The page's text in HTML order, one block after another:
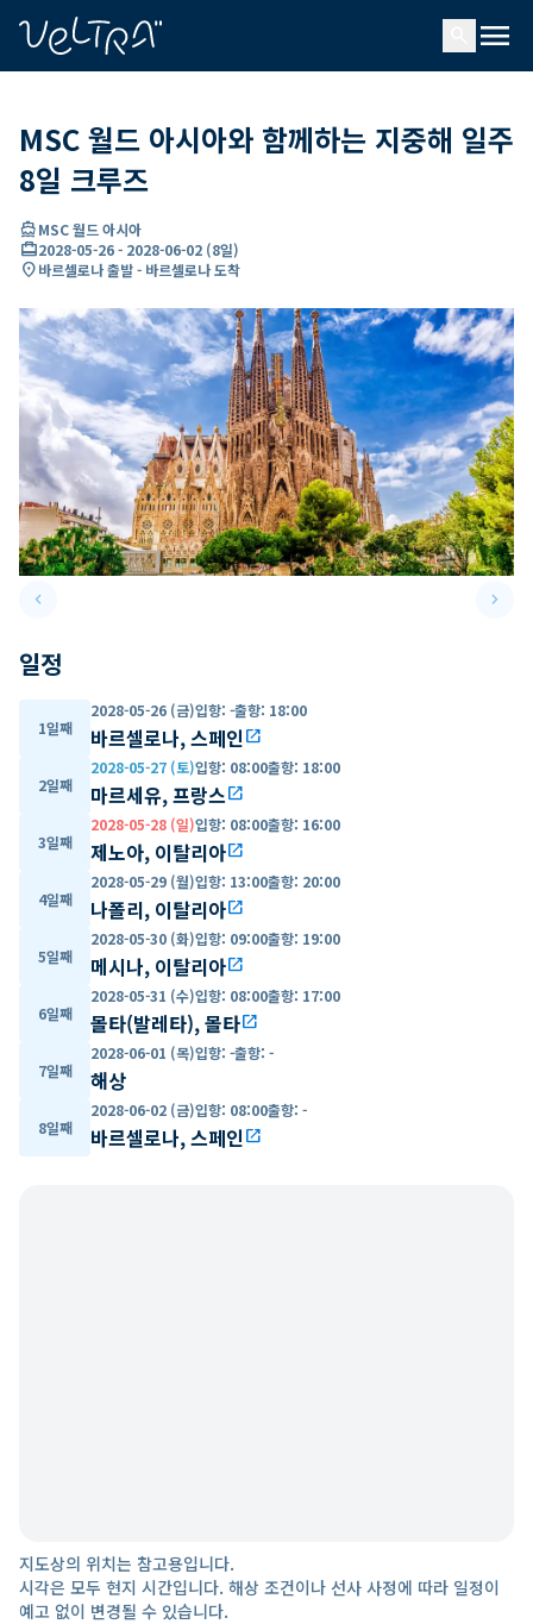
menu
MSC 월드 아시아와 함께하는 지중해 일주
8일 크루즈
directions_boatMSC 월드 아시아
card_travel2028-05-26- 2028-06-02 (8일)
location_on바르셀로나 출발 - 바르셀로나 도착
keyboard_arrow_leftPrevious slide keyboard_arrow_right
일정
1일째
2028-05-26 (금)입항: -출항: 18:00
바르셀로나, 스페인open_in_new
2일째
2028-05-27 (토)입항: 08:00출항: 18:00
마르세유, 프랑스open_in_new
3일째
2028-05-28 (일)입항: 08:00출항: 16:00
제노아, 이탈리아open_in_new
4일째
2028-05-29 (월)입항: 13:00출항: 20:00
나폴리, 이탈리아open_in_new
5일째
2028-05-30 (화)입항: 09:00출항: 19:00
메시나, 이탈리아open_in_new
6일째
2028-05-31 (수)입항: 08:00출항: 17:00
몰타(발레타), 몰타open_in_new
7일째
2028-06-01 (목)입항: -출항: -
해상
8일째
2028-06-02 (금)입항: 08:00출항: -
바르셀로나, 스페인open_in_new
지도상의 위치는 참고용입니다.
시각은 모두 현지 시간입니다. 해상 조건이나 선사 사정에 따라 일정이
예고 없이 변경될 수 있습니다.